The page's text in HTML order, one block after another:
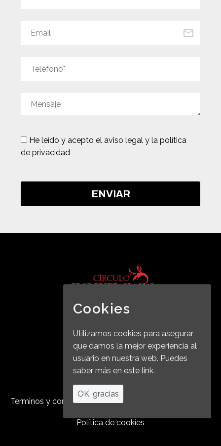
He leído y acepto el aviso legal y la política
de privacidad
Terminos y condiciones de compra
Política de cookies
Cookies
Utilizamos cookies para asegurar
que damos la mejor experiencia al
usuario en nuestra web. Puedes
saber más en este link.
OK, gracias